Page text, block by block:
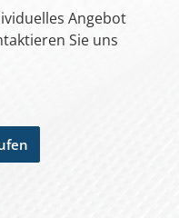
Angebot
Sie uns